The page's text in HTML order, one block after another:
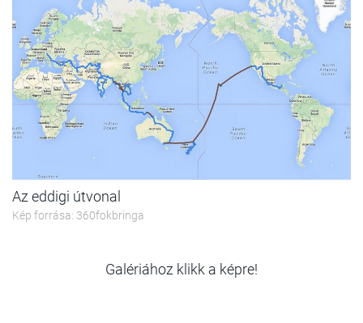
Az eddigi útvonal
Kép forrása: 360fokbringa
Galériához klikk a képre!